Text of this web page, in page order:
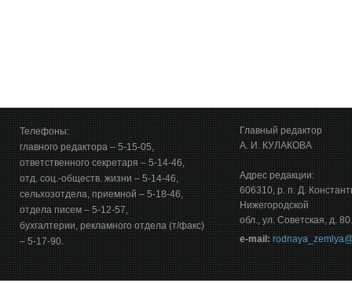
Телефоны:
главного редактора – 5-15-05,
ответственного секретаря – 5-14-46,
отд. соц.-обществ. жизни – 5-14-46,
сельхозотдела, приемной – 5-18-46,
отдела писем – 5-12-57,
бухгалтерии, рекламного отдела (т/факс)
– 5-17-90.
Главный редактор
А. И. КУЛАКОВА
Адрес редакции:
606310, р. п. Д.
Нижегородской
обл., ул. Советская, д. 80.
е-mail: